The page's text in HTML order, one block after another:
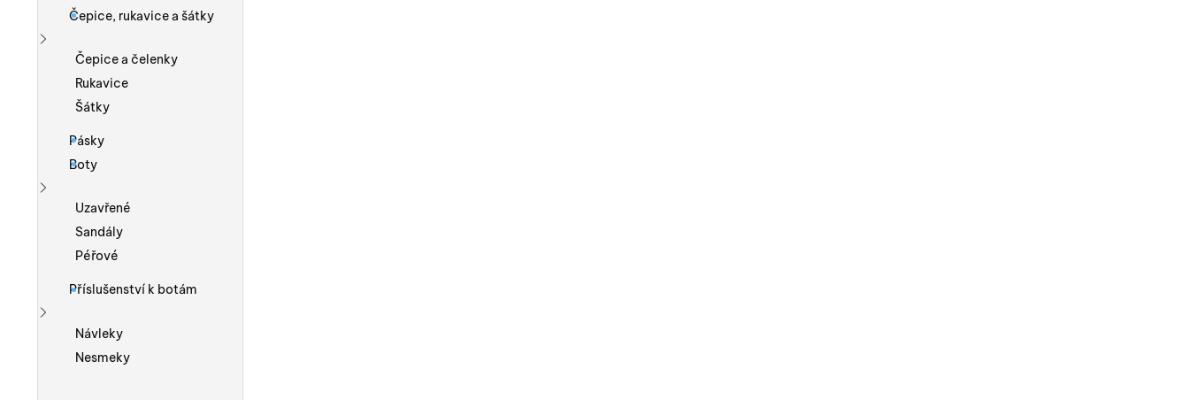
Čepice, rukavice a šátky
Zobrazit více
Čepice a čelenky
Rukavice
Šátky
Pásky
Boty
Zobrazit více
Uzavřené
Sandály
Péřové
Příslušenství k botám
Zobrazit více
Návleky
Nesmeky